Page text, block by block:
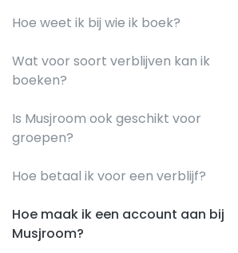
Hoe weet ik bij wie ik boek?
Wat voor soort verblijven kan ik
boeken?
Is Musjroom ook geschikt voor
groepen?
Hoe betaal ik voor een verblijf?
Hoe maak ik een account aan bij
Musjroom?